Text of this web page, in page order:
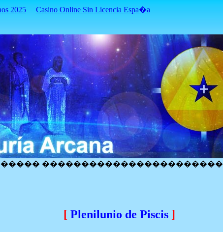
2025 Casino Online Sin Licencia Espa�a
[ Plenilunio de Piscis ]